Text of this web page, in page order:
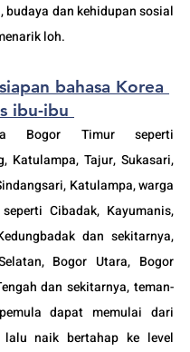
budaya dan kehidupan sosial
loh.
bahasa Korea
ibu-ibu
Bogor Timur seperti
Katulampa, Tajur, Sukasari,
Katulampa, warga
Cibadak, Kayumanis,
dan sekitarnya,
Bogor Utara, Bogor
dan sekitarnya, teman-
dapat memulai dari
naik bertahap ke level